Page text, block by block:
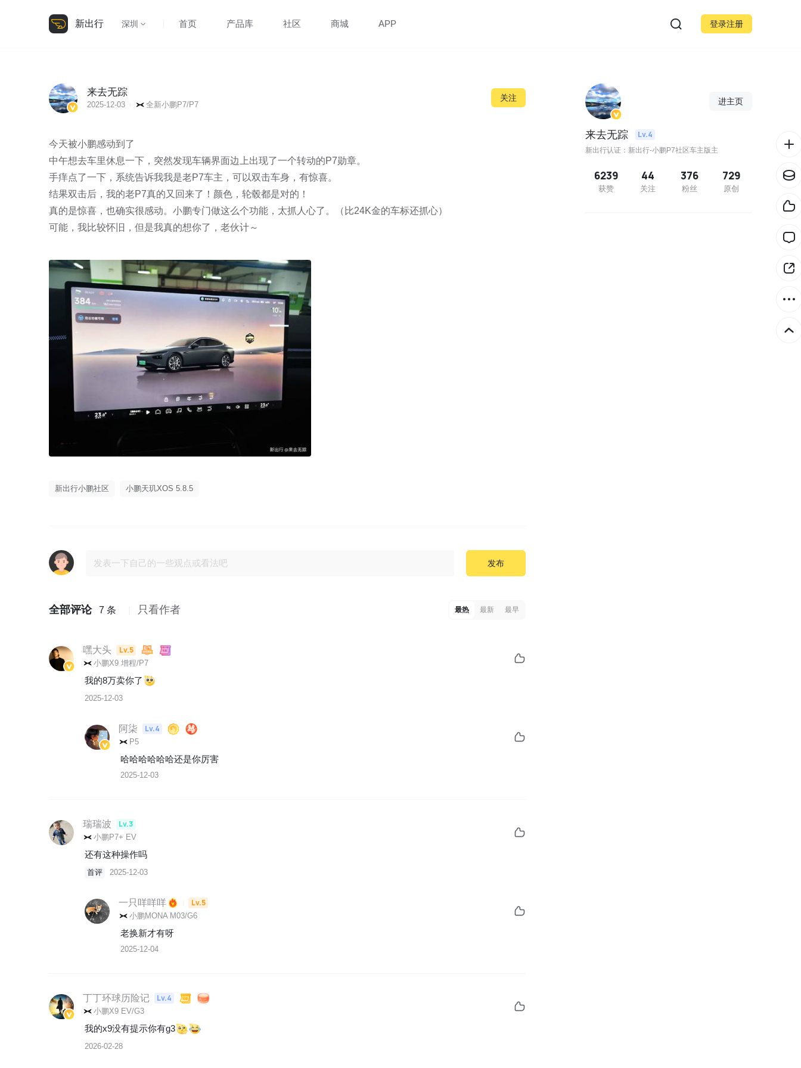
新出行 深圳 首页 产品库 社区 商城 APP 登录注册
来去无踪
2025-12-03 全新小鹏P7/P7
关注
今天被小鹏感动到了
中午想去车里休息一下，突然发现车辆界面边上出现了一个转动的P7勋章。
手痒点了一下，系统告诉我我是老P7车主，可以双击车身，有惊喜。
结果双击后，我的老P7真的又回来了！颜色，轮毂都是对的！
真的是惊喜，也确实很感动。小鹏专门做这么个功能，太抓人心了。（比24K金的车标还抓心）
可能，我比较怀旧，但是我真的想你了，老伙计～
新出行小鹏社区 小鹏天玑XOS 5.8.5
发布
全部评论 7 条 只看作者 最热 最新 最早
嘿大头 Lv.5
小鹏X9 增程/P7
我的8万卖你了
2025-12-03
阿柒 Lv.4
P5
哈哈哈哈哈哈还是你厉害
2025-12-03
瑞瑞波 Lv.3
小鹏P7+ EV
还有这种操作吗
首评 2025-12-03
一只咩咩咩 Lv.5
小鹏MONA M03/G6
老换新才有呀
2025-12-04
丁丁环球历险记 Lv.4
小鹏X9 EV/G3
我的x9没有提示你有g3
2026-02-28
进主页
来去无踪 Lv.4
新出行认证：新出行-小鹏P7社区车主版主
6239
获赞
44
关注
376
粉丝
729
原创